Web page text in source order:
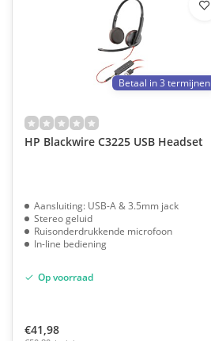
Betaal in 3 termijnen
HP Blackwire C3225 USB Headset
Aansluiting: USB-A & 3.5mm jack
Stereo geluid
Ruisonderdrukkende microfoon
In-line bediening
Op voorraad
€41,98